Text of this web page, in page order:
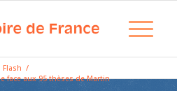
Flash /
face aux 95 thèses de Martin